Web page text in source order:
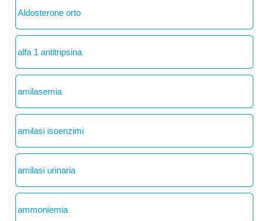
Aldosterone orto
alfa 1 antitripsina
amilasemia
amilasi isoenzimi
amilasi urinaria
ammoniemia